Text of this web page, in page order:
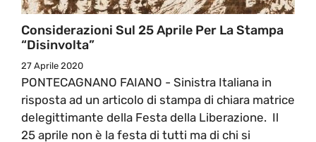
Considerazioni Sul 25 Aprile Per La Stampa
“disinvolta”
27 Aprile 2020
PONTECAGNANO FAIANO - Sinistra Italiana in
risposta ad un articolo di stampa di chiara matrice
delegittimante della Festa della Liberazione. Il
25 aprile non è la festa di tutti ma di chi si